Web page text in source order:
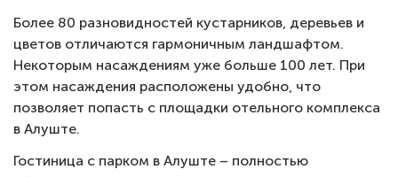
Более 80 разновидностей кустарников, деревьев и
цветов отличаются гармоничным ландшафтом.
Некоторым насаждениям уже больше 100 лет. При
этом насаждения расположены удобно, что
позволяет попасть с площадки отельного комплекса
в Алуште.
Гостиница с парком в Алуште – полностью